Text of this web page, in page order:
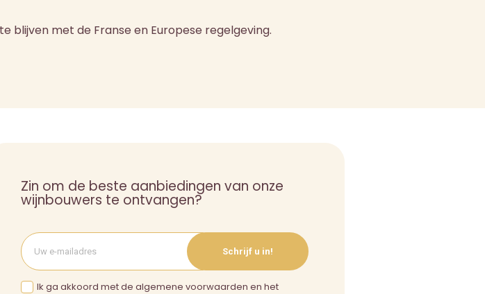
blijven met de Franse en Europese regelgeving.
Zin om de beste aanbiedingen van onze
wijnbouwers te ontvangen?
Schrijf u in!
Ik ga akkoord met de algemene voorwaarden en het